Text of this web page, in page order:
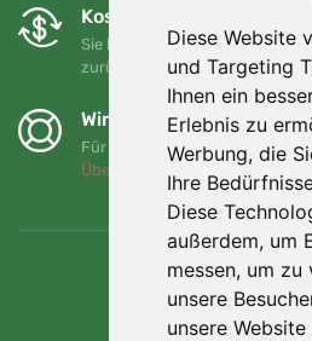
Diese Website
und Targeting
Ihnen ein
Erlebnis zu
Werbung, die
Ihre
Diese
außerdem, um
messen, um zu
unsere
unsere
Kostenloser Umtausch
Sie können Ihre Bestellung
zurückgeben oder
Wir unterstützen
Für jede Bestellung pflanzen
Über uns